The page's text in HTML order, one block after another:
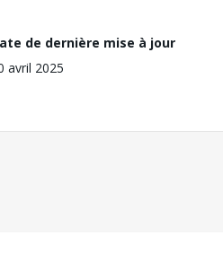
de dernière mise à jour
avril 2025